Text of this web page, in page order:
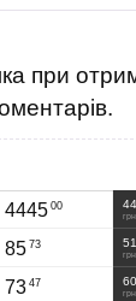
при
грн
4445 00
грн
85 73
грн
73 47